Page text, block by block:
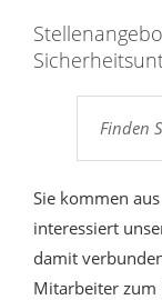
Finden
Sie kommen
interessiert
damit
Mitarbeiter zum